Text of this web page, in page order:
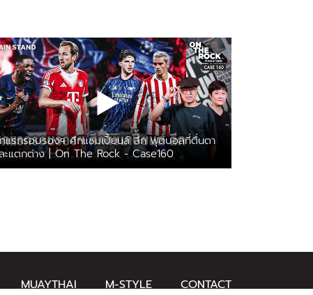
แรกรอบรองฯ ศึกแชมเปี้ยนส์ ลีก ฟุตบอลที่ตื่นตา
ะแตกต่าง | On The Rock - Case160
MUAYTHAI M-STYLE CONTACT